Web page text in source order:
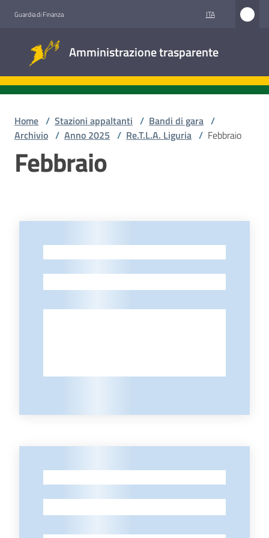
Guardia di Finanza ITA
Amministrazione trasparente
trasparente
Accesso
civico
appaltanti
Home / Stazioni appaltanti / Bandi di gara /
Archivio / Anno 2025 / Re.T.L.A. Liguria / Febbraio
Febbraio
-
-